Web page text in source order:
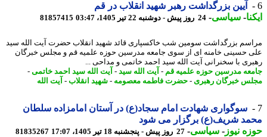
آیین بزرگداشت رهبر شهید انقلاب در قم
-سیاسی-24 روز پیش - دوشنبه 22 تیر 1405، 03:47 81857415
بزرگداشت سومین شب خاکسپاری قائد شهید انقلاب حضرت آیت الله سید
حسینی خامنه ای از سوی جامعه مدرسین حوزه علمیه قم و مجلس خبرگان
با سخنرانی آیت الله سید احمد خاتمی و مداحی ...
مدرسین حوزه علمیه قم-آیت الله سید -آیت الله سید احمد خاتمی-
خبرگان رهبری- حضرت فاطمه معصومه-شهید انقلاب-آیت الله
سوگواری شهادت امام سجاد(ع) در آستان امامزاده سلطان
شریف(ع) برگزار می شود
نیوز-سیاسی-27 روز پیش - پنجشنبه 18 تیر 1405، 17:07 81835267